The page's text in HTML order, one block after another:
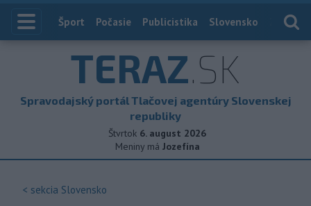
Index
Šport Počasie Publicistika Slovensko
TERAZ.SK
Spravodajský portál Tlačovej agentúry Slovenskej
republiky
Štvrtok 6. august 2026
Meniny má Jozefína
< sekcia Slovensko